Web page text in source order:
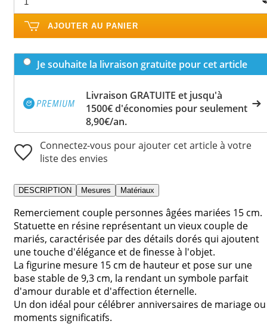
AJOUTER AU PANIER
Je souhaite la livraison gratuite pour cet article
Livraison GRATUITE et jusqu'à
1500€ d'économies pour seulement
8,90€/an.
Connectez-vous pour ajouter cet article à votre
liste des envies
DESCRIPTION Mesures Matériaux
Remerciement couple personnes âgées mariées 15 cm.
Statuette en résine représentant un vieux couple de
mariés, caractérisée par des détails dorés qui ajoutent
une touche d'élégance et de finesse à l'objet.
La figurine mesure 15 cm de hauteur et pose sur une
base stable de 9,3 cm, la rendant un symbole parfait
d'amour durable et d'affection éternelle.
Un don idéal pour célébrer anniversaires de mariage ou
moments significatifs.